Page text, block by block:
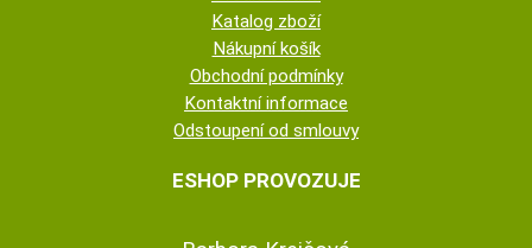
Katalog zboží
Nákupní košík
Obchodní podmínky
Kontaktní informace
Odstoupení od smlouvy
ESHOP PROVOZUJE